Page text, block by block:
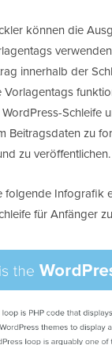
können die
innerhalb der
Vorlagentags
Schleife
Beitragsdaten zu
zu veröffentlichen.
folgende Infografik
für Anfänger